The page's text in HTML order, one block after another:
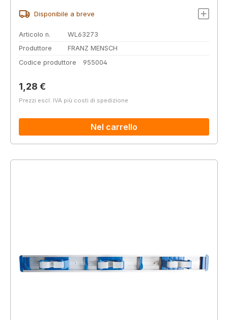
Disponibile a breve
Articolo n.
WL63273
Produttore
FRANZ MENSCH
Codice produttore
955004
Prezzo normale:
1,28 €
Prezzi escl. IVA più costi di spedizione
Nel carrello